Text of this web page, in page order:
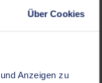
Über Cookies
Anzeigen zu